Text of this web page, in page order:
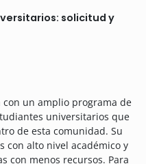
solicitud y
un amplio programa de
universitarios que
de esta comunidad. Su
con alto nivel académico y
con menos recursos. Para